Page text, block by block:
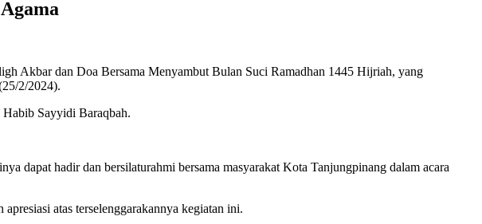
Akbar dan Doa Bersama Menyambut Bulan Suci Ramadhan 1445 Hijriah, yang
2/2024).
Habib Sayyidi Baraqbah.
dapat hadir dan bersilaturahmi bersama masyarakat Kota Tanjungpinang dalam acara
atas terselenggarakannya kegiatan ini.